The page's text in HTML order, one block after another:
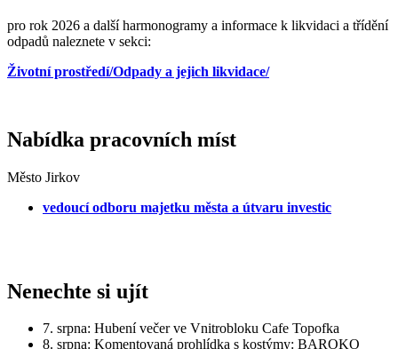
pro rok 2026 a další harmonogramy a informace k likvidaci a třídění
odpadů naleznete v sekci:
Životní prostředí/Odpady a jejich likvidace/
Nabídka pracovních míst
Město Jirkov
vedoucí odboru majetku města a útvaru investic
Nenechte si ujít
7. srpna: Hubení večer ve Vnitrobloku Cafe Topofka
8. srpna: Komentovaná prohlídka s kostýmy: BAROKO